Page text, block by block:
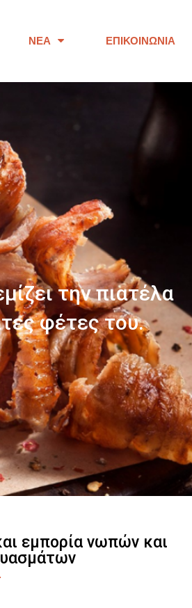
ΝΈΑ ΕΠΙΚΟΙΝΩΝΊΑ
εμπορία νωπών και